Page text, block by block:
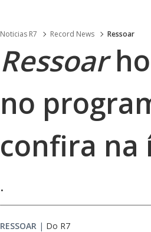
Noticias R7 Record News Ressoar
Ressoar
no
confira na
.
RESSOAR | Do R7